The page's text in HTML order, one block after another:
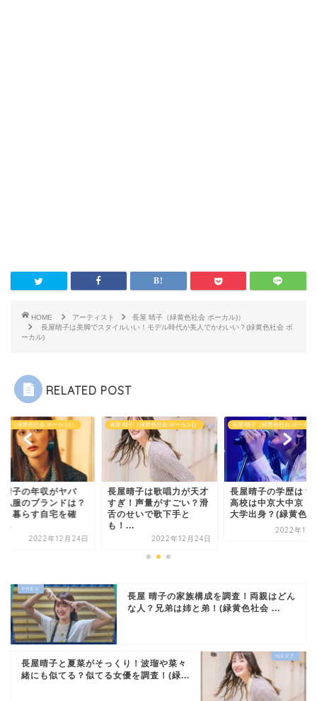
HOME アーティスト
長屋 晴子（緑黄色社会 ボーカル)）
長屋晴子は美脚でスタイルいい！モデル時代が美人でかわいい？(緑黄色社会 ボ
ーカル)
RELATED POST
子（緑黄色社会 ボーカル)）
晴子の年収がヤバ
私服のブランドは？
と暮らす自宅を確
...
2022年12月24日
長屋 晴子（緑黄色社会 ボーカル)）
長屋晴子は歌唱力が天才
すぎ！声量がすごい？滑
舌のせいで歌下手と
も！...
2022年12月24日
長屋 晴子（緑黄色社会 ボーカル)
長屋晴子の学歴は？
高校は中京大中京！
大学出身？(緑黄色
2022年12
長屋 晴子の家族構成を調査！両親はどん
な人？兄弟は姉と弟！(緑黄色社会 ...
長屋晴子と夏菜がそっくり！波瑠や菜々
緒にも似てる？似てる女優を調査！(緑...